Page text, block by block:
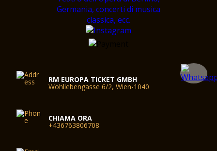
RM EUROPA TICKET GMBH
Wohllebengasse 6/2, Wien-1040
CHIAMA ORA
+436763806708